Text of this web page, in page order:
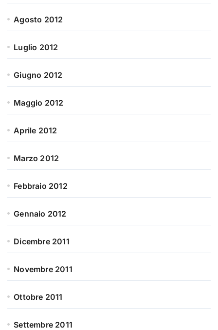
Agosto 2012
Luglio 2012
Giugno 2012
Maggio 2012
Aprile 2012
Marzo 2012
Febbraio 2012
Gennaio 2012
Dicembre 2011
Novembre 2011
Ottobre 2011
Settembre 2011